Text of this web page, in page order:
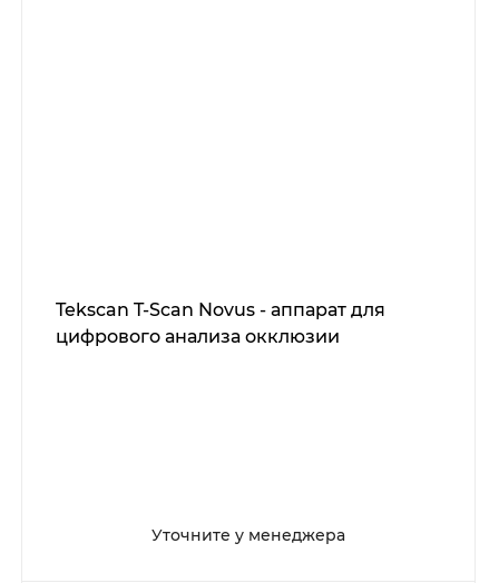
Tekscan T-Scan Novus - аппарат для
цифрового анализа окклюзии
Уточните у менеджера